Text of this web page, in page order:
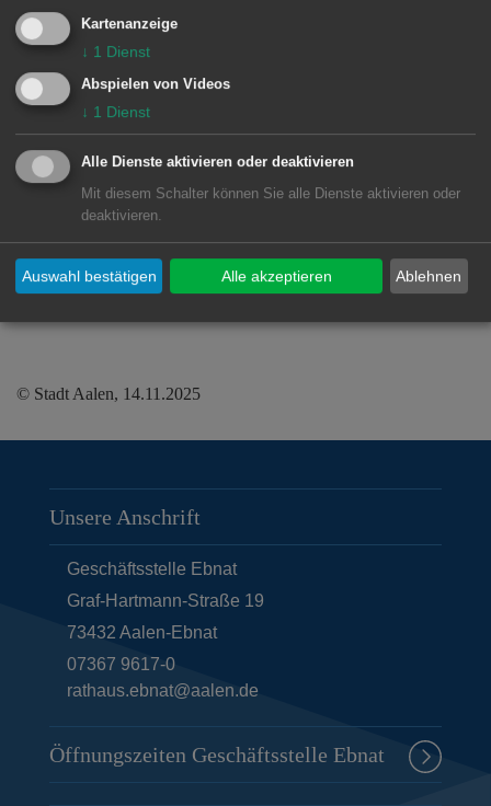
16 Uhr. Der Jugendtreff im
WeststadtZentrum bleibt an diesem
Tag ganztägig geschlossen.
Der Kinder- und Jugendbereich im
Treffpunkt Rötenberg hat ab 14 Uhr
geöffnet.
PNr. 703/2025
© Stadt Aalen, 14.11.2025
Unsere Anschrift
Geschäftsstelle Ebnat
Graf-Hartmann-Straße 19
73432 Aalen-Ebnat
07367 9617-0
rathaus.ebnat@aalen.de
Öffnungszeiten Geschäftsstelle Ebnat
Kartenanzeige
↓ 1 Dienst
Abspielen von Videos
↓ 1 Dienst
Alle Dienste aktivieren oder deaktivieren
Mit diesem Schalter können Sie alle Dienste aktivieren oder
deaktivieren.
Ablehnen
Auswahl bestätigen Alle akzeptieren